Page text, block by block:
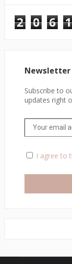
2 0 6 1
Newsletter
Subscribe to
updates right
I agree to